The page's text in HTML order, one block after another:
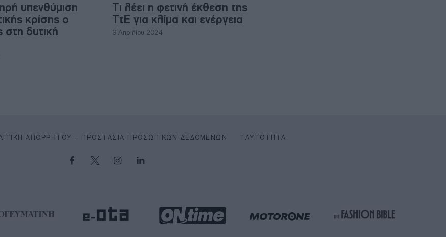
υπενθύμιση
κρίσης ο
δυτική
Τι λέει η φετινή έκθεση της
ΤτΕ για κλίμα και ενέργεια
9 Απριλίου 2024
ΑΠΟΡΡΉΤΟΥ – ΠΡΟΣΤΑΣΊΑ ΠΡΟΣΩΠΙΚΏΝ ΔΕΔΟΜΈΝΩΝ ΤΑΥΤΌΤΗΤΑ